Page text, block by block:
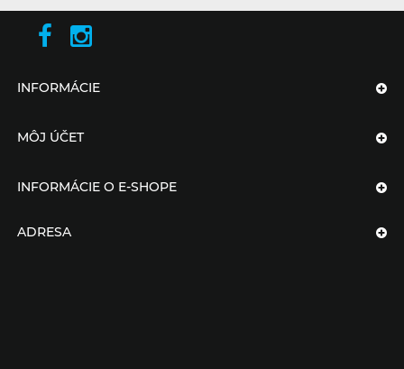
INFORMÁCIE
MÔJ ÚČET
INFORMÁCIE O E-SHOPE
ADRESA